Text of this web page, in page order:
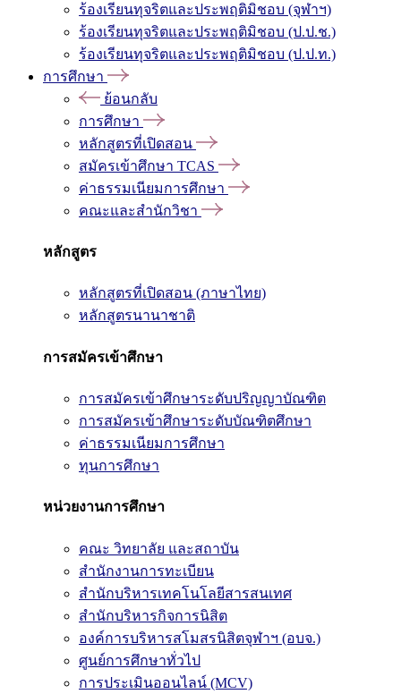
ร้องเรียนทุจริตและประพฤติมิชอบ (จุฬาฯ)
ร้องเรียนทุจริตและประพฤติมิชอบ (ป.ป.ช.)
ร้องเรียนทุจริตและประพฤติมิชอบ (ป.ป.ท.)
การศึกษา
ย้อนกลับ
การศึกษา
หลักสูตรที่เปิดสอน
สมัครเข้าศึกษา TCAS
ค่าธรรมเนียมการศึกษา
คณะและสำนักวิชา
หลักสูตร
หลักสูตรที่เปิดสอน (ภาษาไทย)
หลักสูตรนานาชาติ
การสมัครเข้าศึกษา
การสมัครเข้าศึกษาระดับปริญญาบัณฑิต
การสมัครเข้าศึกษาระดับบัณฑิตศึกษา
ค่าธรรมเนียมการศึกษา
ทุนการศึกษา
หน่วยงานการศึกษา
คณะ วิทยาลัย และสถาบัน
สำนักงานการทะเบียน
สำนักบริหารเทคโนโลยีสารสนเทศ
สำนักบริหารกิจการนิสิต
องค์การบริหารสโมสรนิสิตจุฬาฯ (อบจ.)
ศูนย์การศึกษาทั่วไป
การประเมินออนไลน์ (MCV)